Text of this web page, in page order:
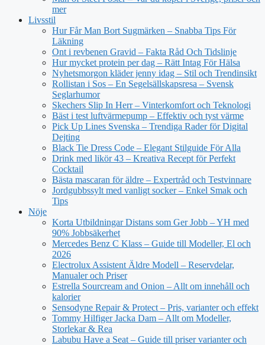
mer
Livsstil
Hur Får Man Bort Sugmärken – Snabba Tips För
Läkning
Ont i revbenen Gravid – Fakta Råd Och Tidslinje
Hur mycket protein per dag – Rätt Intag För Hälsa
Nyhetsmorgon kläder jenny idag – Stil och Trendinsikt
Rollistan i Sos – En Segelsällskapsresa – Svensk
Seglarhumor
Skechers Slip In Herr – Vinterkomfort och Teknologi
Bäst i test luftvärmepump – Effektiv och tyst värme
Pick Up Lines Svenska – Trendiga Rader för Digital
Dejting
Black Tie Dress Code – Elegant Stilguide För Alla
Drink med likör 43 – Kreativa Recept för Perfekt
Cocktail
Bästa mascaran för äldre – Expertråd och Testvinnare
Jordgubbssylt med vanligt socker – Enkel Smak och
Tips
Nöje
Korta Utbildningar Distans som Ger Jobb – YH med
90% Jobbsäkerhet
Mercedes Benz C Klass – Guide till Modeller, El och
2026
Electrolux Assistent Äldre Modell – Reservdelar,
Manualer och Priser
Estrella Sourcream and Onion – Allt om innehåll och
kalorier
Sensodyne Repair & Protect – Pris, varianter och effekt
Tommy Hilfiger Jacka Dam – Allt om Modeller,
Storlekar & Rea
Labubu Have a Seat – Guide till priser varianter och